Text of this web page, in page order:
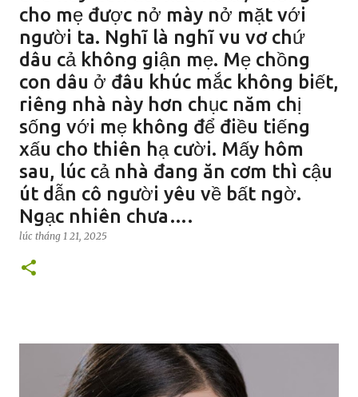
cho mẹ được nở mày nở mặt với
người ta. Nghĩ là nghĩ vu vơ chứ
dâu cả không giận mẹ. Mẹ chồng
con dâu ở đâu khúc mắc không biết,
riêng nhà này hơn chục năm chị
sống với mẹ không để điều tiếng
xấu cho thiên hạ cười. Mấy hôm
sau, lúc cả nhà đang ăn cơm thì cậu
út dẫn cô người yêu về bất ngờ.
Ngạc nhiên chưa….
lúc tháng 1 21, 2025